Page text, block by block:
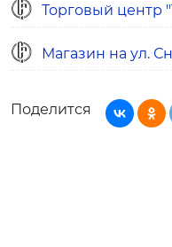
Торговый центр
Магазин на ул.
Поделится